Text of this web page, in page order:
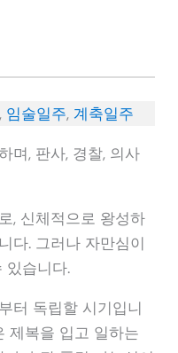
, 임술일주,계축일주
며, 판사, 경찰, 의사
, 신체적으로 왕성하
다. 그러나 자만심이
있습니다.
터 독립할 시기입니
제복을 입고 일하는